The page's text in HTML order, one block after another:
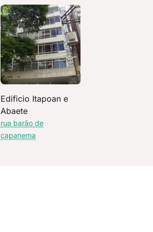
Edificio Itapoan e
Abaete
rua barão de
capanema